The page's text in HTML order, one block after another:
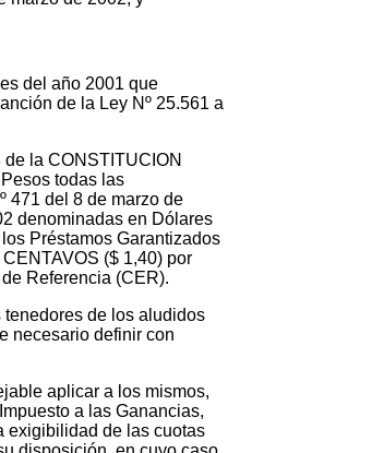
del año 2001 que
de la Ley Nº 25.561 a
la CONSTITUCION
todas las
471 del 8 de marzo de
denominadas en Dólares
Préstamos Garantizados
($ 1,40) por
Referencia (CER).
de los aludidos
necesario definir con
aplicar a los mismos,
a las Ganancias,
exigibilidad de las cuotas